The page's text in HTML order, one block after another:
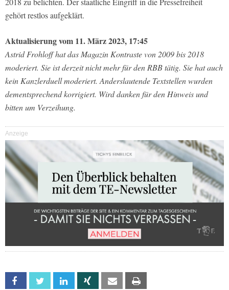
gehört restlos aufgeklärt.
Aktualisierung vom 11. März 2023, 17:45
Astrid Frohloff hat das Magazin Kontraste von 2009 bis 2018
moderiert. Sie ist derzeit nicht mehr für den RBB tätig. Sie hat auch
kein Kanzlerduell moderiert. Anderslautende Textstellen wurden
dementsprechend korrigiert. Wird danken für den Hinweis und
bitten um Verzeihung.
Anzeige
Facebook Twitter Linkedin Xing Email